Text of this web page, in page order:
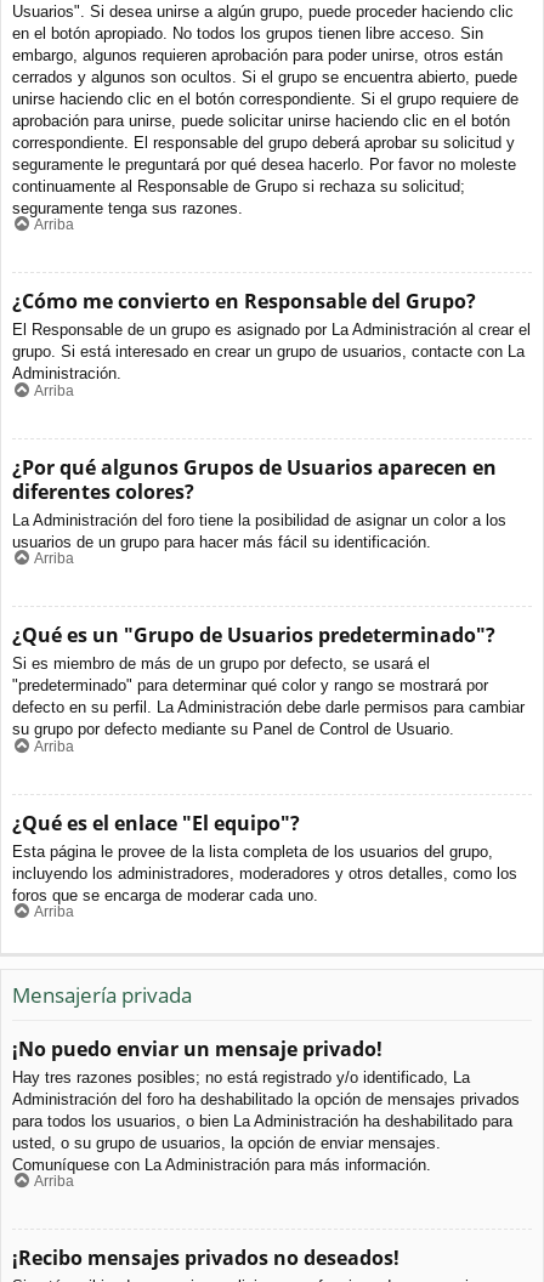
Usuarios". Si desea unirse a algún grupo, puede proceder haciendo clic
en el botón apropiado. No todos los grupos tienen libre acceso. Sin
embargo, algunos requieren aprobación para poder unirse, otros están
cerrados y algunos son ocultos. Si el grupo se encuentra abierto, puede
unirse haciendo clic en el botón correspondiente. Si el grupo requiere de
aprobación para unirse, puede solicitar unirse haciendo clic en el botón
correspondiente. El responsable del grupo deberá aprobar su solicitud y
seguramente le preguntará por qué desea hacerlo. Por favor no moleste
continuamente al Responsable de Grupo si rechaza su solicitud;
seguramente tenga sus razones.
Arriba
¿Cómo me convierto en Responsable del Grupo?
El Responsable de un grupo es asignado por La Administración al crear el
grupo. Si está interesado en crear un grupo de usuarios, contacte con La
Administración.
Arriba
¿Por qué algunos Grupos de Usuarios aparecen en
diferentes colores?
La Administración del foro tiene la posibilidad de asignar un color a los
usuarios de un grupo para hacer más fácil su identificación.
Arriba
¿Qué es un "Grupo de Usuarios predeterminado"?
Si es miembro de más de un grupo por defecto, se usará el
"predeterminado" para determinar qué color y rango se mostrará por
defecto en su perfil. La Administración debe darle permisos para cambiar
su grupo por defecto mediante su Panel de Control de Usuario.
Arriba
¿Qué es el enlace "El equipo"?
Esta página le provee de la lista completa de los usuarios del grupo,
incluyendo los administradores, moderadores y otros detalles, como los
foros que se encarga de moderar cada uno.
Arriba
Mensajería privada
¡No puedo enviar un mensaje privado!
Hay tres razones posibles; no está registrado y/o identificado, La
Administración del foro ha deshabilitado la opción de mensajes privados
para todos los usuarios, o bien La Administración ha deshabilitado para
usted, o su grupo de usuarios, la opción de enviar mensajes.
Comuníquese con La Administración para más información.
Arriba
¡Recibo mensajes privados no deseados!